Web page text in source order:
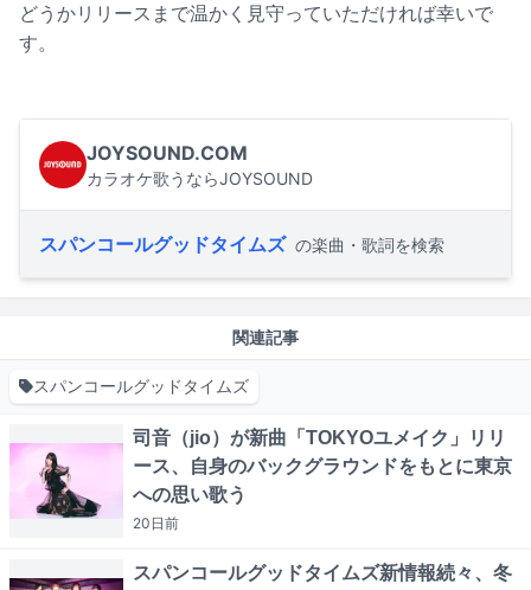
どうかリリースまで温かく見守っていただければ幸いで
す。
JOYSOUND.COM
カラオケ歌うならJOYSOUND
スパンコールグッドタイムズ の楽曲・歌詞を検索
関連記事
スパンコールグッドタイムズ
司音（jio）が新曲「TOKYOユメイク」リリ
ース、自身のバックグラウンドをもとに東京
への思い歌う
20日前
スパンコールグッドタイムズ新情報続々、冬